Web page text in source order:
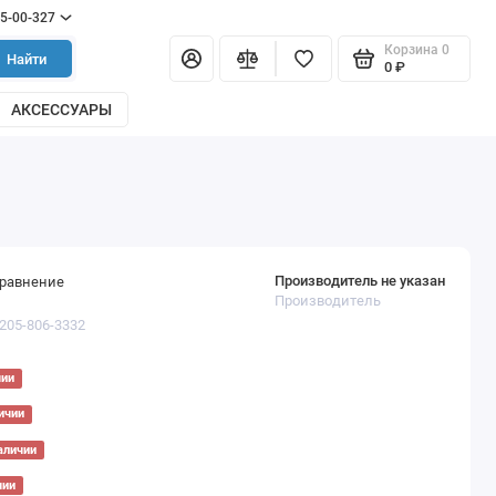
00-327
Найти
Корзина 0
0 ₽
АКСЕССУАРЫ
806-3332
Производитель не указан
Производитель